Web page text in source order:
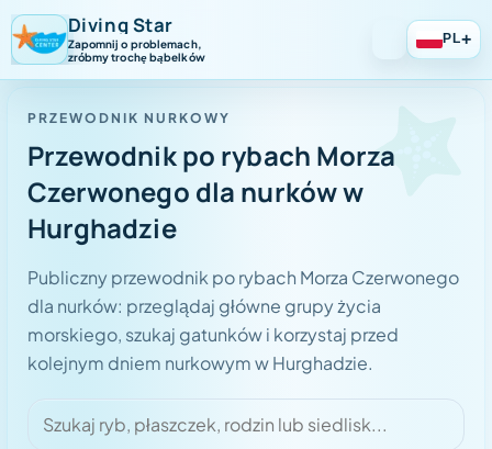
Diving Star
Zapomnij o problemach,
zróbmy trochę bąbelków
PL+
PRZEWODNIK NURKOWY
Przewodnik po rybach Morza
Czerwonego dla nurków w
Hurghadzie
Publiczny przewodnik po rybach Morza Czerwonego
dla nurków: przeglądaj główne grupy życia
morskiego, szukaj gatunków i korzystaj przed
kolejnym dniem nurkowym w Hurghadzie.